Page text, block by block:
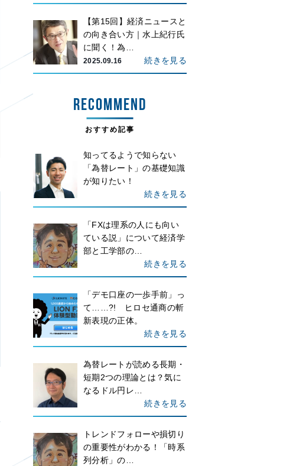
【第15回】経済ニュースと
の向き合い方｜水上紀行氏
に聞く！為…
2025.09.16 続きを見る
RECOMMEND
おすすめ記事
知ってるようで知らない
「為替レート」の基礎知識
が知りたい！
続きを見る
「FXは理系の人にも向い
ている説」について経済学
部と工学部の…
続きを見る
「デモ口座の一歩手前」っ
て……?! ヒロセ通商の斬
新表現の正体。
続きを見る
為替レートが読める長期・
短期2つの理論とは？気に
なるドル円レ…
続きを見る
トレンドフォローや損切り
の重要性がわかる！「時系
列分析」の…